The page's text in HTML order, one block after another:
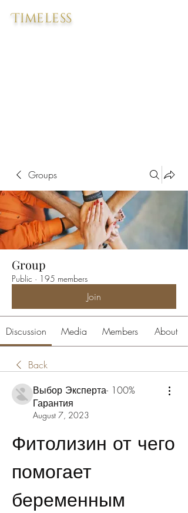
Timeless
Groups
Group
Public · 195 members
Join
Discussion Media Members About
Back
Выбор Эксперта- 100%
Гарантия
August 7, 2023
Фитолизин от чего
помогает
беременным